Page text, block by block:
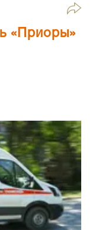
«Приоры»